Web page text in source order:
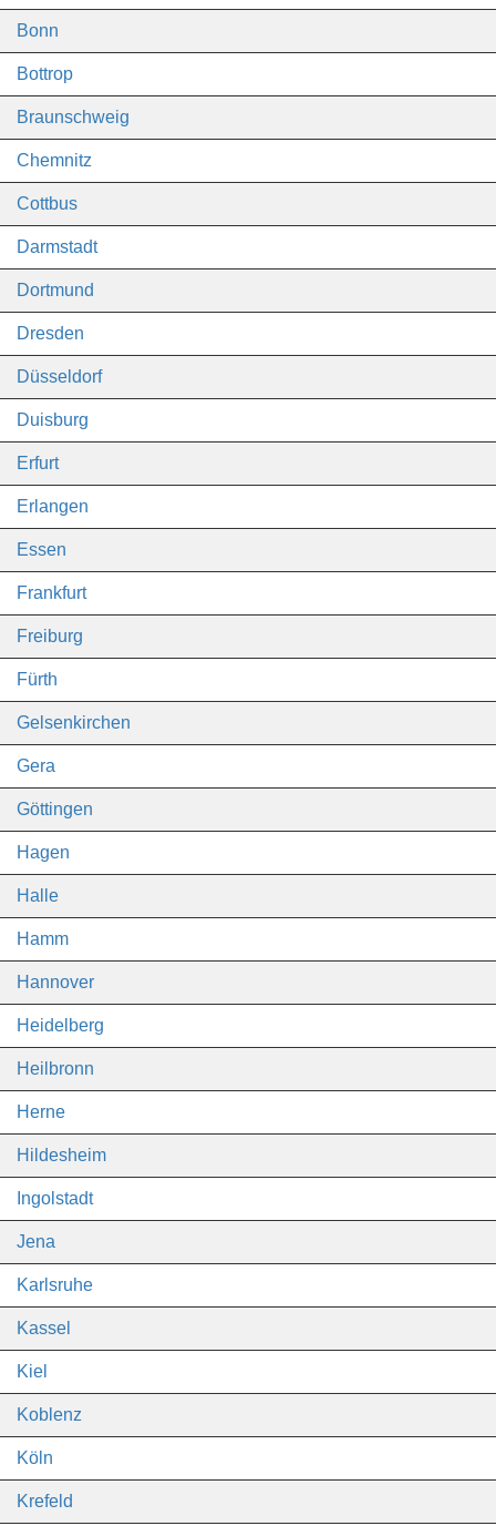
Bonn
Bottrop
Braunschweig
Chemnitz
Cottbus
Darmstadt
Dortmund
Dresden
Düsseldorf
Duisburg
Erfurt
Erlangen
Essen
Frankfurt
Freiburg
Fürth
Gelsenkirchen
Gera
Göttingen
Hagen
Halle
Hamm
Hannover
Heidelberg
Heilbronn
Herne
Hildesheim
Ingolstadt
Jena
Karlsruhe
Kassel
Kiel
Koblenz
Köln
Krefeld